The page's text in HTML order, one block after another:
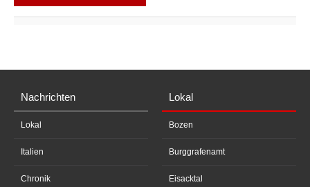
Nachrichten
Lokal
Italien
Chronik
Lokal
Bozen
Burggrafenamt
Eisacktal